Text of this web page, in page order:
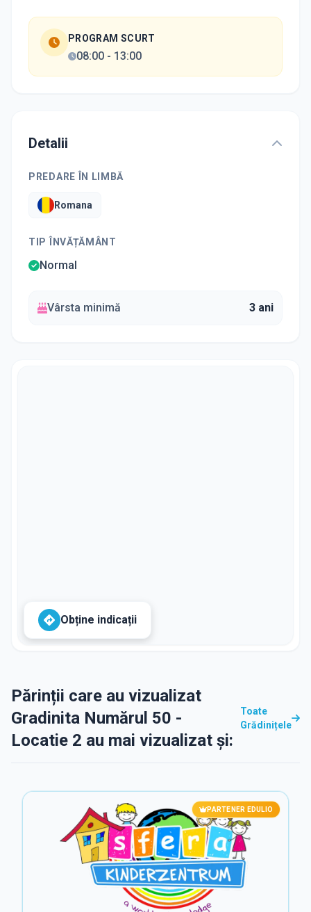
PROGRAM SCURT
08:00 - 13:00
Detalii
PREDARE ÎN LIMBĂ
Romana
TIP ÎNVĂȚĂMÂNT
Normal
Vârsta minimă 3 ani
Obține indicații
Părinții care au vizualizat
Gradinita Numărul 50 -
Locatie 2 au mai vizualizat și:
Toate
Grădinițele
PARTENER EDULIO